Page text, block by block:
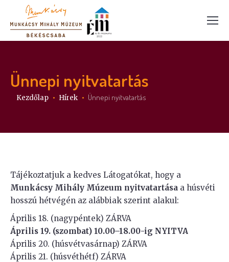
Ünnepi nyitvatartás
Itt vagy:
Kezdőlap Hírek Ünnepi nyitvatartás
Tájékoztatjuk a kedves Látogatókat, hogy a
Munkácsy Mihály Múzeum nyitvatartása a húsvéti
hosszú hétvégén az alábbiak szerint alakul:
Április 18. (nagypéntek) ZÁRVA
Április 19. (szombat) 10.00–18.00-ig NYITVA
Április 20. (húsvétvasárnap) ZÁRVA
Április 21. (húsvéthétf) ZÁRVA